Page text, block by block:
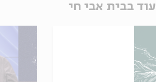
עוד בבית אבי חי